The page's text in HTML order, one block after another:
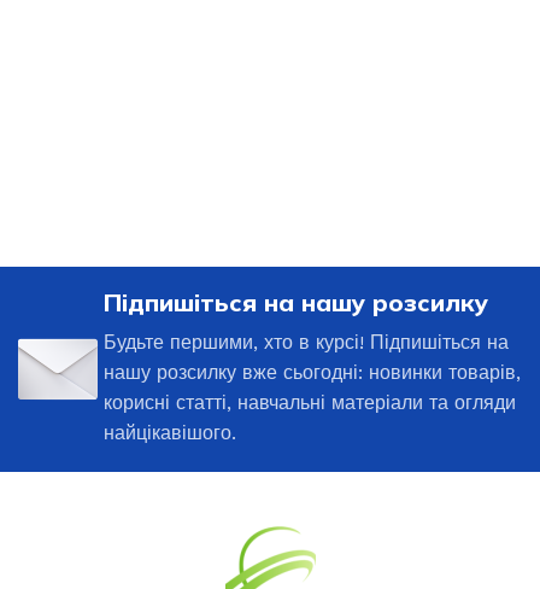
Підпишіться на нашу розсилку
Будьте першими, хто в курсі! Підпишіться на
нашу розсилку вже сьогодні: новинки товарів,
корисні статті, навчальні матеріали та огляди
найцікавішого.